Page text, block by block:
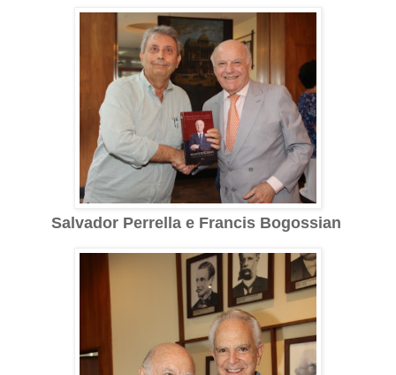
Salvador Perrella e Francis Bogossian